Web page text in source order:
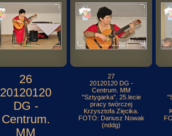
26
20120120
DG -
Centrum.
MM
27
20120120 DG -
Centrum. MM
"Sztygarka". 25.lecie
pracy twórczej
Krzysztofa Zięcika.
FOTO: Dariusz Nowak
(nddg)